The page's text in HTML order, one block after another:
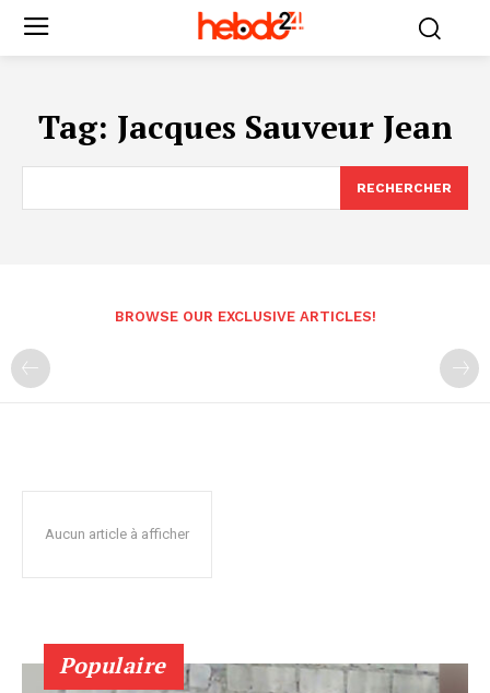
Tag: Jacques Sauveur Jean
RECHERCHER
BROWSE OUR EXCLUSIVE ARTICLES!
Aucun article à afficher
Populaire